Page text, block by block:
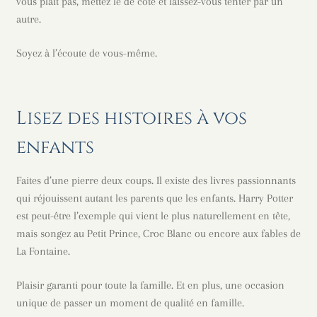
autre.
Soyez à l’écoute de vous-même.
Lisez des histoires à vos
enfants
Faites d’une pierre deux coups. Il existe des livres passionnants
qui réjouissent autant les parents que les enfants. Harry Potter
est peut-être l’exemple qui vient le plus naturellement en tête,
mais songez au Petit Prince, Croc Blanc ou encore aux fables de
La Fontaine.
Plaisir garanti pour toute la famille. Et en plus, une occasion
unique de passer un moment de qualité en famille.